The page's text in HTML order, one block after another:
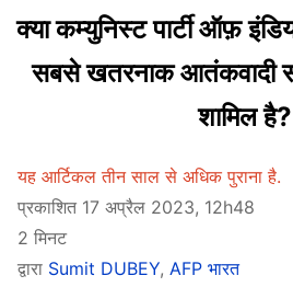
क्या कम्युनिस्ट पार्टी ऑफ़
सबसे खतरनाक आतंकवादी
शामिल है?
यह आर्टिकल तीन साल से अधिक पुराना है.
प्रकाशित 17 अप्रैल 2023, 12h48
2 मिनट
द्वारा Sumit DUBEY, AFP भारत